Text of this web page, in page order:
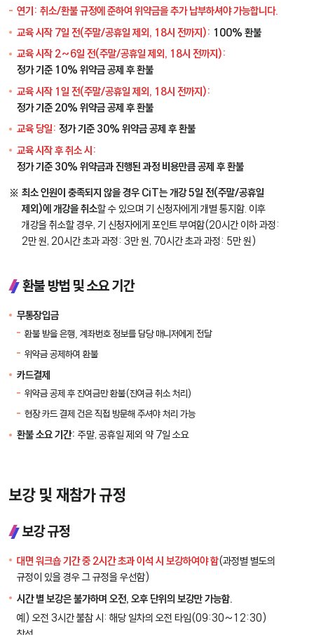
연기: 취소/환불 규정에 준하여 위약금을 추가 납부하셔야 가능합니다.
교육 시작 7일 전(주말/공휴일 제외, 18시 전까지): 100% 환불
교육 시작 2~6일 전(주말/공휴일 제외, 18시 전까지):
정가 기준 10% 위약금 공제 후 환불
교육 시작 1일 전(주말/공휴일 제외, 18시 전까지):
정가 기준 20% 위약금 공제 후 환불
교육 당일: 정가 기준 30% 위약금 공제 후 환불
교육 시작 후 취소 시:
정가 기준 30% 위약금과 진행된 과정 비용만큼 공제 후 환불
최소 인원이 충족되지 않을 경우 CiT는 개강 5일 전(주말/공휴일
제외)에 개강을 취소할 수 있으며 기 신청자에게 개별 통지함. 이후
개강을 취소할 경우, 기 신청자에게 포인트 부여함(20시간 이하 과정:
2만 원, 20시간 초과 과정: 3만 원, 70시간 초과 과정: 5만 원)
환불 방법 및 소요 기간
무통장입금
환불 받을 은행, 계좌번호 정보를 담당 매니저에게 전달
위약금 공제하여 환불
카드결제
위약금 공제 후 잔여금만 환불(잔여금 취소 처리)
현장 카드 결제 건은 직접 방문해 주셔야 처리 가능
환불 소요 기간: 주말, 공휴일 제외 약 7일 소요
보강 및 재참가 규정
보강 규정
대면 워크숍 기간 중 2시간 초과 이석 시 보강하여야 함(과정별 별도의
규정이 있을 경우 그 규정을 우선함)
시간 별 보강은 불가하며 오전, 오후 단위의 보강만 가능함.
예) 오전 3시간 불참 시: 해당 일차의 오전 타임(09:30~12:30)